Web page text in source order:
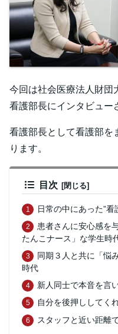
今回は社会医療法人財
看護部長にインタビュー
看護部長として看護部を
ります。
目次
日常の中にあった”看
患者さんに安心感を
たんこナース」な学生時
同期３人と共に「悩
時代
新人同士で本音を言
自分を後押ししてく
スタッフと近い距離